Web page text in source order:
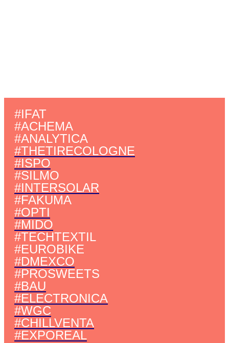
#IFAT
#ACHEMA
#ANALYTICA
#THETIRECOLOGNE
#ISPO
#SILMO
#INTERSOLAR
#FAKUMA
#OPTI
#MIDO
#TECHTEXTIL
#EUROBIKE
#DMEXCO
#PROSWEETS
#BAU
#ELECTRONICA
#WGC
#CHILLVENTA
#EXPOREAL